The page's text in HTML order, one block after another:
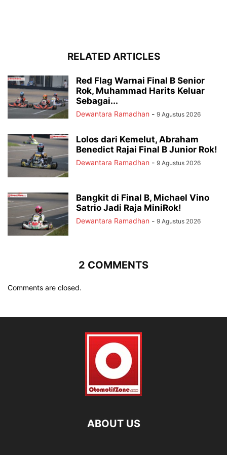
RELATED ARTICLES
Red Flag Warnai Final B Senior
Rok, Muhammad Harits Keluar
Sebagai...
Dewantara Ramadhan - 9 Agustus 2026
Lolos dari Kemelut, Abraham
Benedict Rajai Final B Junior Rok!
Dewantara Ramadhan - 9 Agustus 2026
Bangkit di Final B, Michael Vino
Satrio Jadi Raja MiniRok!
Dewantara Ramadhan - 9 Agustus 2026
2 COMMENTS
Comments are closed.
ABOUT US